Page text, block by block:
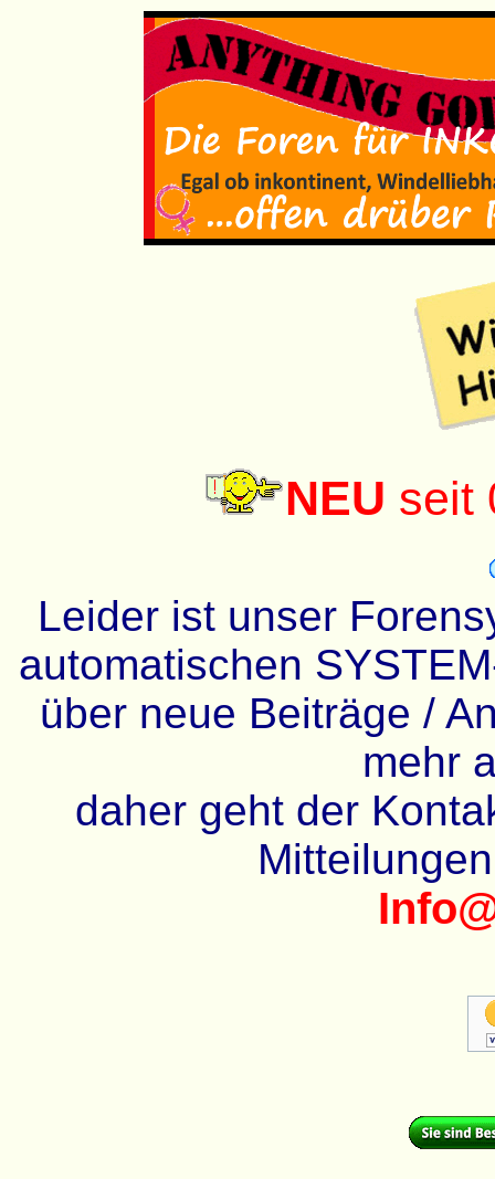
NEU seit
Leider ist unser
automatischen
über neue Beiträge /
mehr
daher geht der